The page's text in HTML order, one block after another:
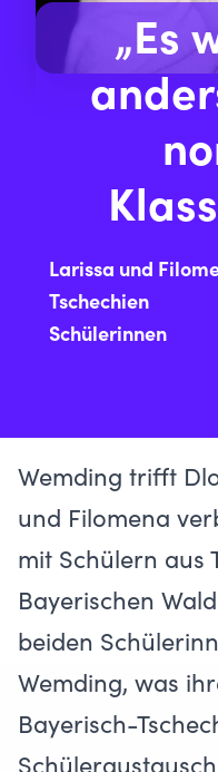
„Es
Larissa und
Tschechien
Schülerinnen
Wemding trifft
und Filomena
mit Schülern aus
Bayerischen
beiden
Wemding, was
Bayerisch-